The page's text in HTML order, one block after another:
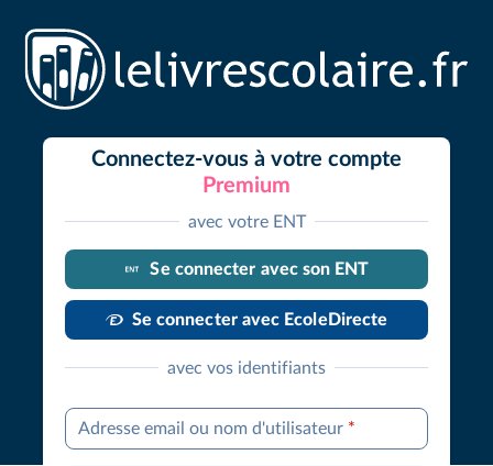
Connectez-vous à votre compte
Premium
avec votre ENT
Se connecter avec son ENT
Se connecter avec EcoleDirecte
avec vos identifiants
Adresse email ou nom d'utilisateur *